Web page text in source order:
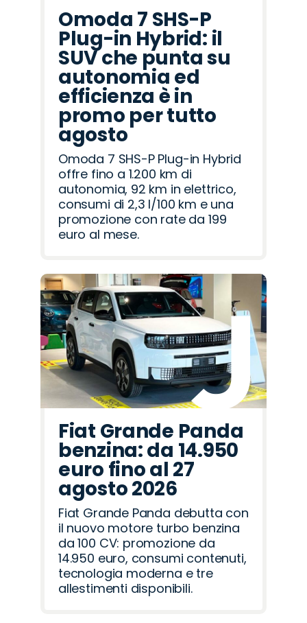
Omoda 7 SHS-P
Plug-in Hybrid: il
SUV che punta su
autonomia ed
efficienza è in
promo per tutto
agosto
Omoda 7 SHS-P Plug-in Hybrid
offre fino a 1.200 km di
autonomia, 92 km in elettrico,
consumi di 2,3 l/100 km e una
promozione con rate da 199
euro al mese.
Fiat Grande Panda
benzina: da 14.950
euro fino al 27
agosto 2026
Fiat Grande Panda debutta con
il nuovo motore turbo benzina
da 100 CV: promozione da
14.950 euro, consumi contenuti,
tecnologia moderna e tre
allestimenti disponibili.